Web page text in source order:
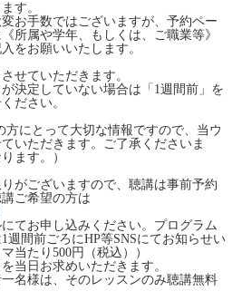
す。
お手数ではございますが、予約ペー
所属や学年、もしくは、ご職業等》
をお願いいたします。
せていただきます。
決定していない場合は「1週間前」を
ださい。
にとって大切な情報ですので、当ウ
いただきます。ご了承くださいま
ます。）
がございますので、聴講は事前予約
ご希望の方は
てお申し込みください。プログラム
週間前ごろにHP等SNSにてお知らせい
当たり500円（税込））
当日お求めいただきます。
名様は、そのレッスンのみ聴講無料